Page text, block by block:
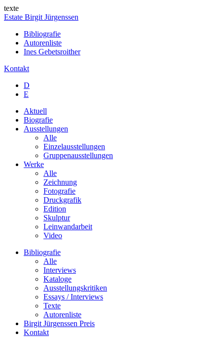
texte
Estate Birgit Jürgenssen
Bibliografie
Autorenliste
Ines Gebetsroither
Kontakt
D
E
Aktuell
Biografie
Ausstellungen
Alle
Einzelausstellungen
Gruppenausstellungen
Werke
Alle
Zeichnung
Fotografie
Druckgrafik
Edition
Skulptur
Leinwandarbeit
Video
Bibliografie
Alle
Interviews
Kataloge
Ausstellungskritiken
Essays / Interviews
Texte
Autorenliste
Birgit Jürgenssen Preis
Kontakt